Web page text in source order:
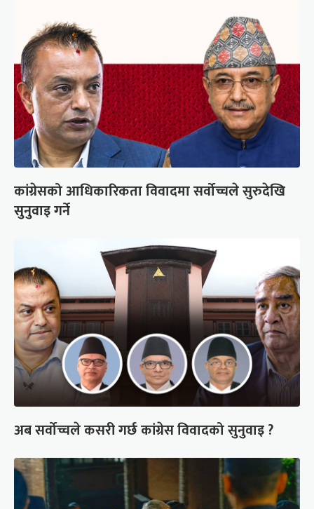
कांग्रेसको आधिकारिकता विवादमा सर्वोच्चले सुरुदेखि
सुनुवाइ गर्ने
अब सर्वोच्चले कसरी गर्छ कांग्रेस विवादको सुनुवाइ ?